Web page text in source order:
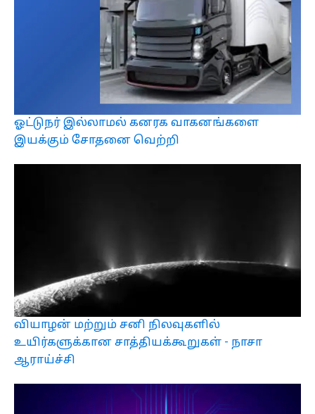
ஓட்டுநர் இல்லாமல் கனரக வாகனங்களை
இயக்கும் சோதனை வெற்றி
வியாழன் மற்றும் சனி நிலவுகளில்
உயிர்களுக்கான சாத்தியக்கூறுகள் - நாசா
ஆராய்ச்சி